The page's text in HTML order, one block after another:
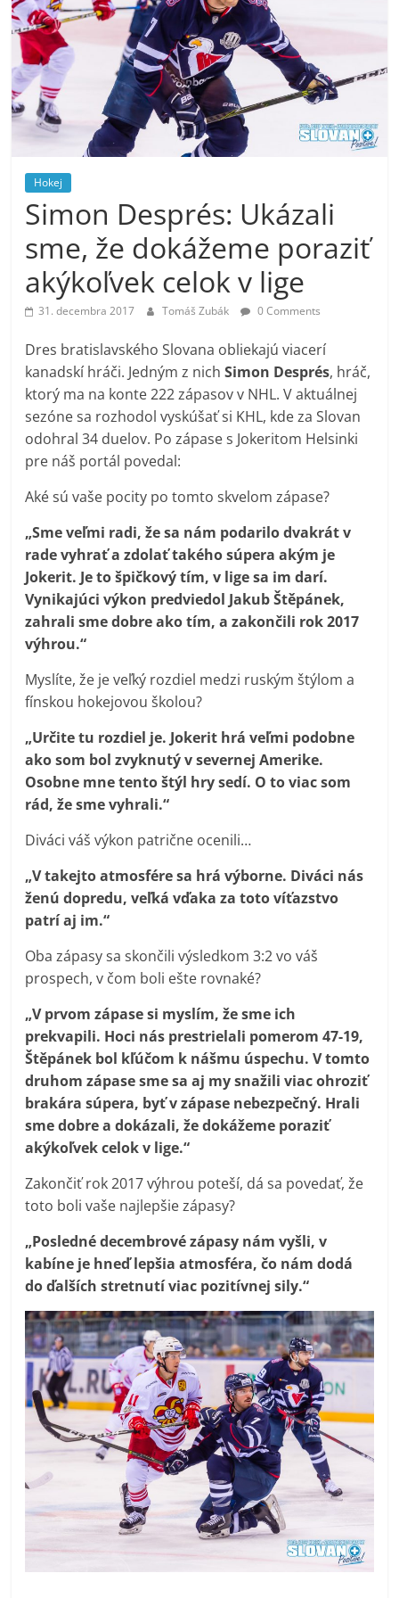
Hokej
Simon Després: Ukázali
sme, že dokážeme poraziť
akýkoľvek celok v lige
31. decembra 2017 Tomáš Zubák 0 Comments
Dres bratislavského Slovana obliekajú viacerí
kanadskí hráči. Jedným z nichSimon Després, hráč,
ktorý ma na konte 222 zápasov v NHL. V aktuálnej
sezóne sa rozhodol vyskúšať si KHL, kde za Slovan
odohral 34 duelov. Po zápase s Jokeritom Helsinki
pre náš portál povedal:
Aké sú vaše pocity po tomto skvelom zápase?
„Sme veľmi radi, že sa nám podarilo dvakrát v
rade vyhrať a zdolať takého súpera akým je
Jokerit. Je to špičkový tím, v lige sa im darí.
Vynikajúci výkon predviedol Jakub Štěpánek,
zahrali sme dobre ako tím, a zakončili rok 2017
výhrou.“
Myslíte, že je veľký rozdiel medzi ruským štýlom a
fínskou hokejovou školou?
„Určite tu rozdiel je. Jokerit hrá veľmi podobne
ako som bol zvyknutý v severnej Amerike.
Osobne mne tento štýl hry sedí. O to viac som
rád, že sme vyhrali.“
Diváci váš výkon patrične ocenili…
„V takejto atmosfére sa hrá výborne. Diváci nás
ženú dopredu, veľká vďaka za toto víťazstvo
patrí aj im.“
Oba zápasy sa skončili výsledkom 3:2 vo váš
prospech, v čom boli ešte rovnaké?
„V prvom zápase si myslím, že sme ich
prekvapili. Hoci nás prestrielali pomerom 47-19,
Štěpánek bol kľúčom k nášmu úspechu. V tomto
druhom zápase sme sa aj my snažili viac ohroziť
brakára súpera, byť v zápase nebezpečný. Hrali
sme dobre a dokázali, že dokážeme poraziť
akýkoľvek celok v lige.“
Zakončiť rok 2017 výhrou poteší, dá sa povedať, že
toto boli vaše najlepšie zápasy?
„Posledné decembrové zápasy nám vyšli, v
kabíne je hneď lepšia atmosféra, čo nám dodá
do ďalších stretnutí viac pozitívnej sily.“